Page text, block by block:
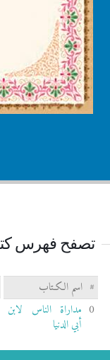
تصفح فهرس
# اسم الكـتاب
0 مداراة الناس لابن
أبي الدنيا